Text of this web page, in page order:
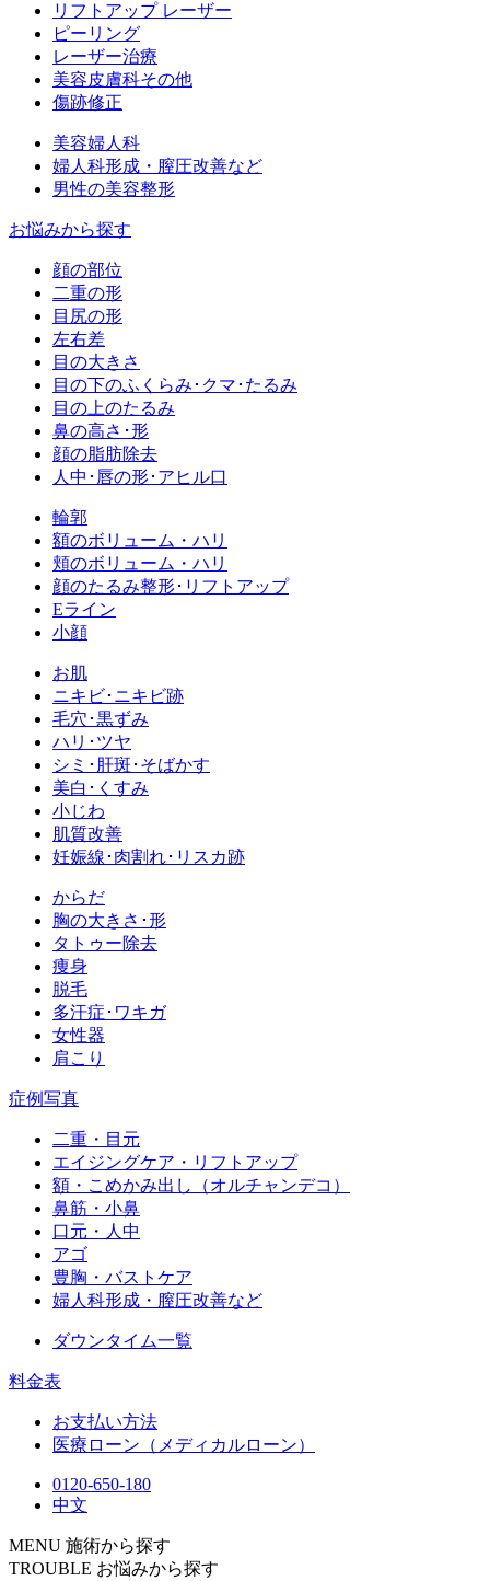
リフトアップ レーザー
ピーリング
レーザー治療
美容皮膚科その他
傷跡修正
美容婦人科
婦人科形成・膣圧改善など
男性の美容整形
お悩みから探す
顔の部位
二重の形
目尻の形
左右差
目の大きさ
目の下のふくらみ･クマ･たるみ
目の上のたるみ
鼻の高さ･形
顔の脂肪除去
人中･唇の形･アヒル口
輪郭
額のボリューム・ハリ
頬のボリューム・ハリ
顔のたるみ整形･リフトアップ
Eライン
小顔
お肌
ニキビ･ニキビ跡
毛穴･黒ずみ
ハリ･ツヤ
シミ･肝斑･そばかす
美白･くすみ
小じわ
肌質改善
妊娠線･肉割れ･リスカ跡
からだ
胸の大きさ･形
タトゥー除去
痩身
脱毛
多汗症･ワキガ
女性器
肩こり
症例写真
二重・目元
エイジングケア・リフトアップ
額・こめかみ出し（オルチャンデコ）
鼻筋・小鼻
口元・人中
アゴ
豊胸・バストケア
婦人科形成・膣圧改善など
ダウンタイム一覧
料金表
お支払い方法
医療ローン（メディカルローン）
0120-650-180
中文
MENU 施術から探す
TROUBLE お悩みから探す